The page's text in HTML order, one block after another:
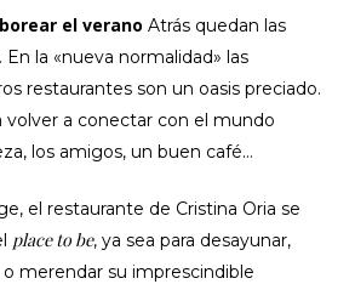
el verano Atrás quedan las
la «nueva normalidad» las
restaurantes son un oasis preciado.
volver a conectar con el mundo
los amigos, un buen café…
el restaurante de Cristina Oria se
place to be, ya sea para desayunar,
merendar su imprescindible